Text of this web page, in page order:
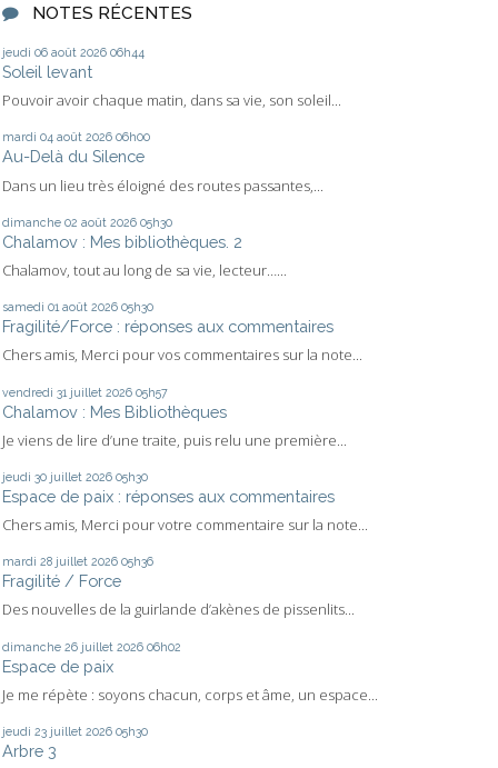
NOTES RÉCENTES
jeudi 06 août 2026 06h44
Soleil levant
Pouvoir avoir chaque matin, dans sa vie, son soleil...
mardi 04 août 2026 06h00
Au-Delà du Silence
Dans un lieu très éloigné des routes passantes,...
dimanche 02 août 2026 05h30
Chalamov : Mes bibliothèques. 2
Chalamov, tout au long de sa vie, lecteur…...
samedi 01 août 2026 05h30
Fragilité/Force : réponses aux commentaires
Chers amis, Merci pour vos commentaires sur la note...
vendredi 31 juillet 2026 05h57
Chalamov : Mes Bibliothèques
Je viens de lire d’une traite, puis relu une première...
jeudi 30 juillet 2026 05h30
Espace de paix : réponses aux commentaires
Chers amis, Merci pour votre commentaire sur la note...
mardi 28 juillet 2026 05h36
Fragilité / Force
Des nouvelles de la guirlande d’akènes de pissenlits...
dimanche 26 juillet 2026 06h02
Espace de paix
Je me répète : soyons chacun, corps et âme, un espace...
jeudi 23 juillet 2026 05h30
Arbre 3